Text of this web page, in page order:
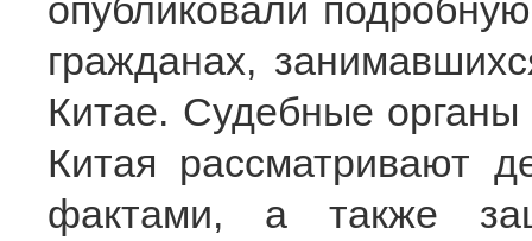
опубликовали
гражданах,
Китае. Судебные
Китая рассматривают
фактами, а также